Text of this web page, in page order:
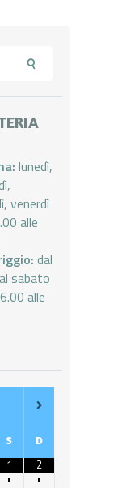
lunedì,
venerdì
alle
dal
sabato
alle
S D
1
•
2
•